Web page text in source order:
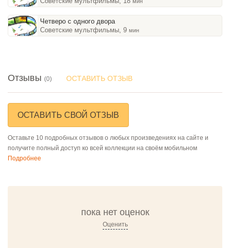
Четверо с одного двора
Советские мультфильмы, 9мин
Отзывы (0) ОСТАВИТЬ ОТЗЫВ
ОСТАВИТЬ СВОЙ ОТЗЫВ
Оставьте 10 подробных отзывов о любых произведениях на сайте и
получите полный доступ ко всей коллекции на своём мобильном
Подробнее
пока нет оценок
Оценить